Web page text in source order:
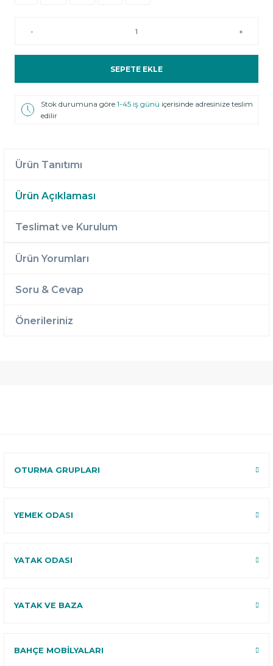
- +
SEPETE EKLE
Stok durumuna göre1-45 iş günü içerisinde adresinize teslim
edilir
Ürün Tanıtımı
Ürün Açıklaması
Teslimat ve Kurulum
Ürün Yorumları
Soru & Cevap
Önerileriniz
OTURMA GRUPLARI
YEMEK ODASI
YATAK ODASI
YATAK VE BAZA
BAHÇE MOBİLYALARI